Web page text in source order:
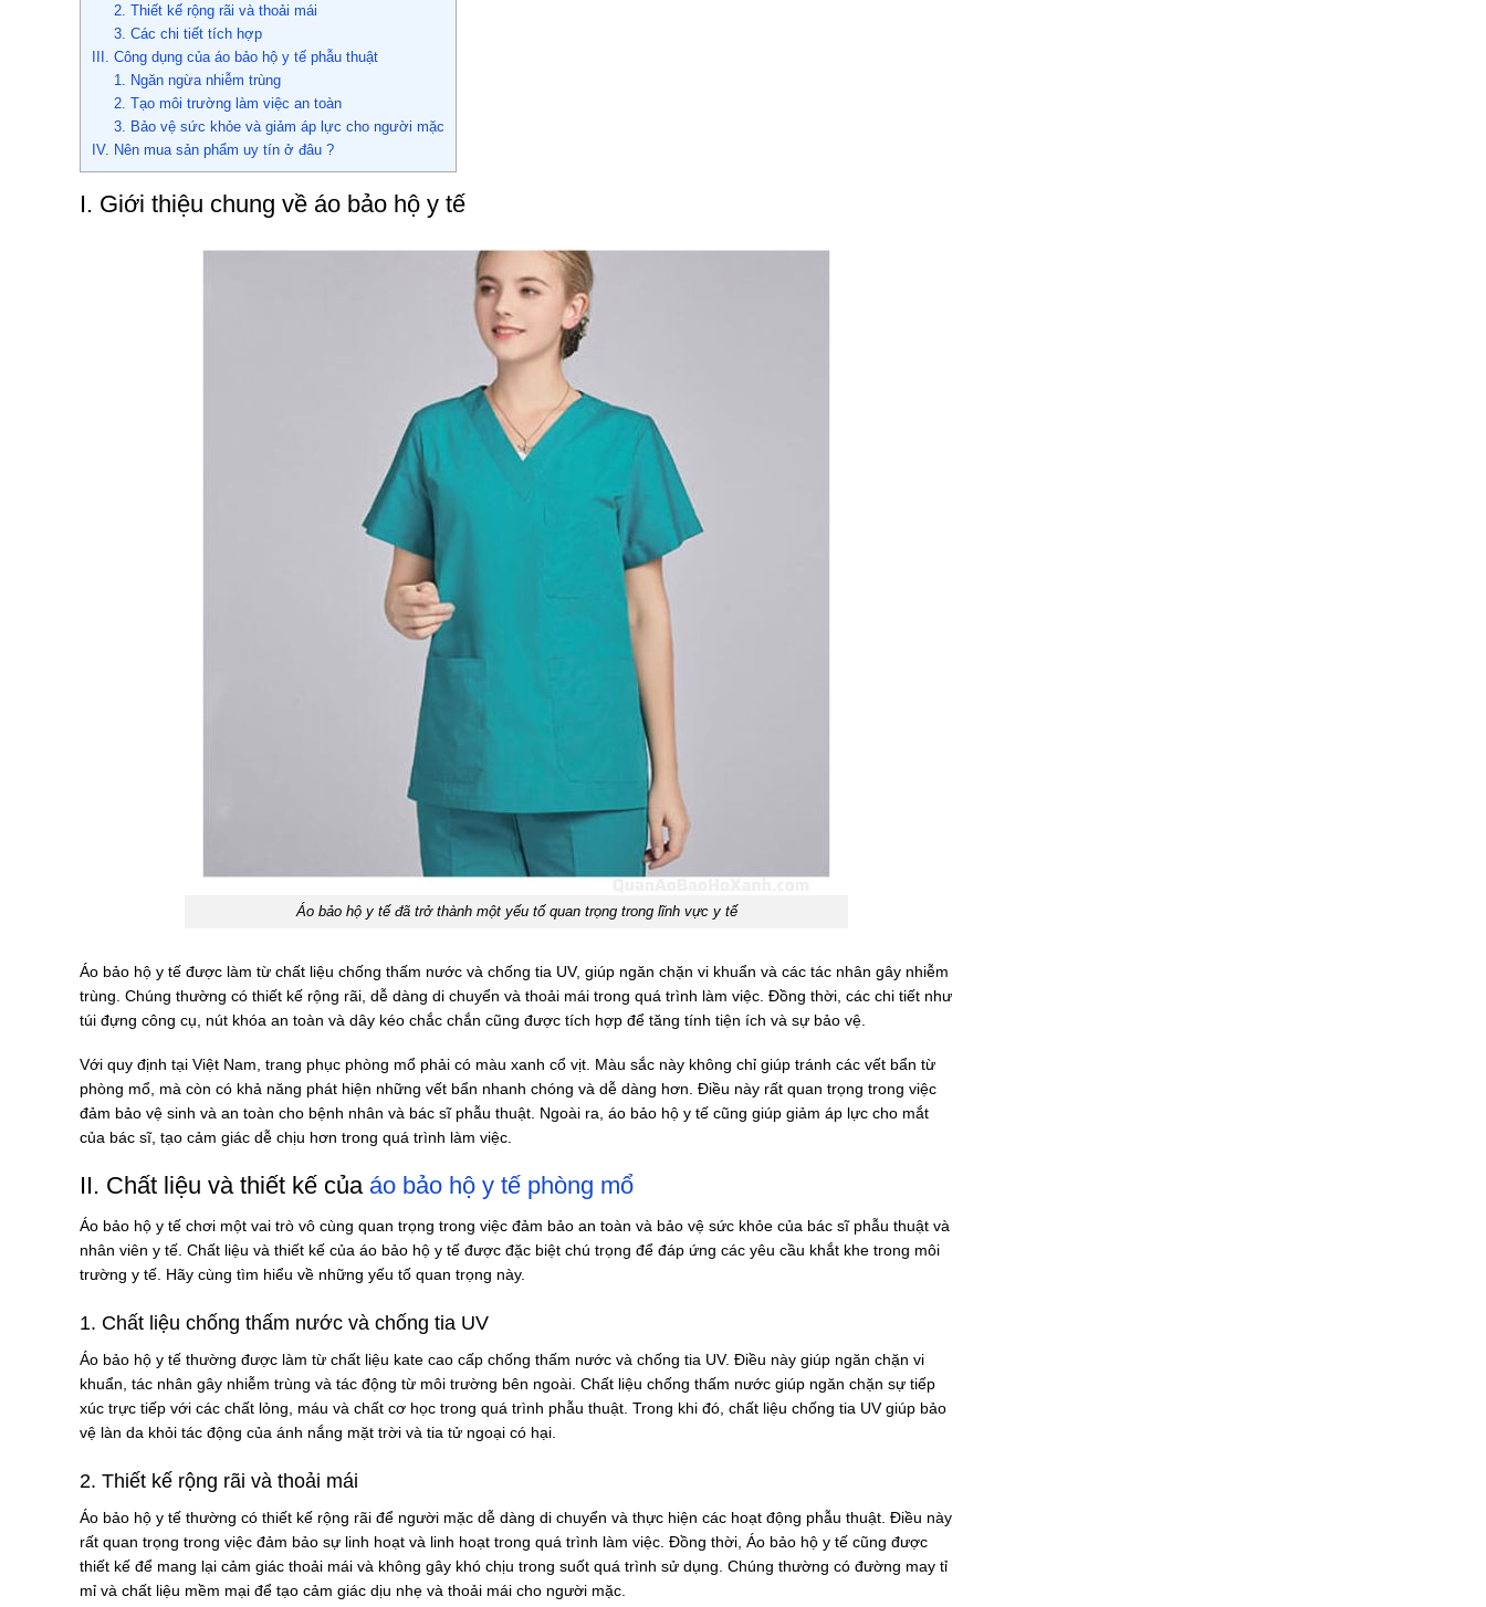
2. Thiết kế rộng rãi và thoải mái
3. Các chi tiết tích hợp
III. Công dụng của áo bảo hộ y tế phẫu thuật
1. Ngăn ngừa nhiễm trùng
2. Tạo môi trường làm việc an toàn
3. Bảo vệ sức khỏe và giảm áp lực cho người mặc
IV. Nên mua sản phẩm uy tín ở đâu ?
I. Giới thiệu chung về áo bảo hộ y tế
Áo bảo hộ y tế đã trở thành một yếu tố quan trọng trong lĩnh vực y tế
Áo bảo hộ y tế được làm từ chất liệu chống thấm nước và chống tia UV, giúp ngăn chặn vi khuẩn và các tác nhân gây nhiễm
trùng. Chúng thường có thiết kế rộng rãi, dễ dàng di chuyển và thoải mái trong quá trình làm việc. Đồng thời, các chi tiết như
túi đựng công cụ, nút khóa an toàn và dây kéo chắc chắn cũng được tích hợp để tăng tính tiện ích và sự bảo vệ.
Với quy định tại Việt Nam, trang phục phòng mổ phải có màu xanh cổ vịt. Màu sắc này không chỉ giúp tránh các vết bẩn từ
phòng mổ, mà còn có khả năng phát hiện những vết bẩn nhanh chóng và dễ dàng hơn. Điều này rất quan trọng trong việc
đảm bảo vệ sinh và an toàn cho bệnh nhân và bác sĩ phẫu thuật. Ngoài ra, áo bảo hộ y tế cũng giúp giảm áp lực cho mắt
của bác sĩ, tạo cảm giác dễ chịu hơn trong quá trình làm việc.
II. Chất liệu và thiết kế của áo bảo hộ y tế phòng mổ
Áo bảo hộ y tế chơi một vai trò vô cùng quan trọng trong việc đảm bảo an toàn và bảo vệ sức khỏe của bác sĩ phẫu thuật và
nhân viên y tế. Chất liệu và thiết kế của áo bảo hộ y tế được đặc biệt chú trọng để đáp ứng các yêu cầu khắt khe trong môi
trường y tế. Hãy cùng tìm hiểu về những yếu tố quan trọng này.
1. Chất liệu chống thấm nước và chống tia UV
Áo bảo hộ y tế thường được làm từ chất liệu kate cao cấp chống thấm nước và chống tia UV. Điều này giúp ngăn chặn vi
khuẩn, tác nhân gây nhiễm trùng và tác động từ môi trường bên ngoài. Chất liệu chống thấm nước giúp ngăn chặn sự tiếp
xúc trực tiếp với các chất lỏng, máu và chất cơ học trong quá trình phẫu thuật. Trong khi đó, chất liệu chống tia UV giúp bảo
vệ làn da khỏi tác động của ánh nắng mặt trời và tia tử ngoại có hại.
2. Thiết kế rộng rãi và thoải mái
Áo bảo hộ y tế thường có thiết kế rộng rãi để người mặc dễ dàng di chuyển và thực hiện các hoạt động phẫu thuật. Điều này
rất quan trọng trong việc đảm bảo sự linh hoạt và linh hoạt trong quá trình làm việc. Đồng thời, Áo bảo hộ y tế cũng được
thiết kế để mang lại cảm giác thoải mái và không gây khó chịu trong suốt quá trình sử dụng. Chúng thường có đường may tỉ
mỉ và chất liệu mềm mại để tạo cảm giác dịu nhẹ và thoải mái cho người mặc.